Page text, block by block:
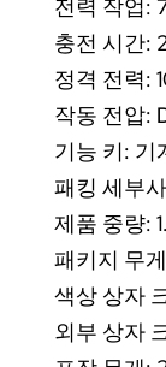
전력 작업:
충전 시간:
정격 전력:
작동 전압:
기능 키: 기
패킹 세부
제품 중량:
패키지 무
색상 상자
외부 상자